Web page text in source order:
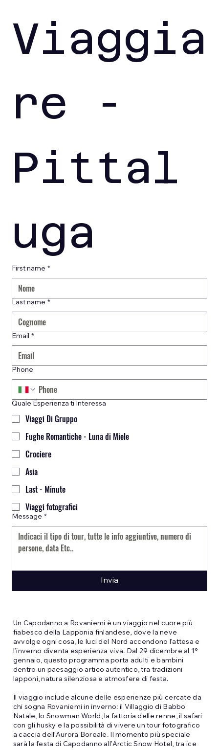
Un Capodanno a Rovaniemi è un viaggio nel cuore più
fiabesco della Lapponia finlandese, dove la neve
avvolge ogni cosa, le luci del Nord accendono l’attesa e
l’inverno diventa esperienza viva. Dal 29 dicembre al 1°
gennaio, questo programma porta adulti e bambini
dentro un paesaggio artico autentico, tra tradizioni
lapponi, natura silenziosa e atmosfere di festa.
Il viaggio include alcune delle esperienze più cercate da
chi sogna Rovaniemi in inverno: il Villaggio di Babbo
Natale, lo Snowman World, la fattoria delle renne, il safari
con gli husky e la possibilità di vivere un tour fotografico
a caccia dell’Aurora Boreale. Il momento più speciale
sarà la festa di Capodanno all’Arctic Snow Hotel, tra ice
Viaggia
re -
Pittal
uga
First name *
Last name *
Email *
Phone
Quale Esperienza ti Interessa
Viaggi Di Gruppo
Fughe Romantiche - Luna di Miele
Crociere
Asia
Last - Minute
Viaggi fotografici
Message *
Invia